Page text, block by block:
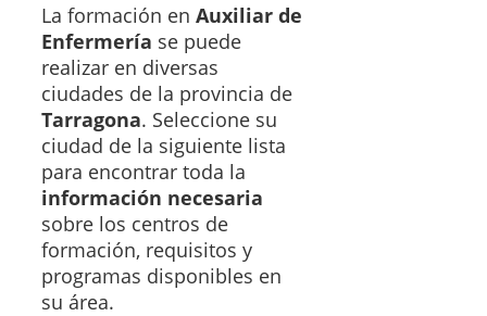
La formación en Auxiliar de
Enfermería se puede
realizar en diversas
ciudades de la provincia de
Tarragona. Seleccione su
ciudad de la siguiente lista
para encontrar toda la
información necesaria
sobre los centros de
formación, requisitos y
programas disponibles en
su área.